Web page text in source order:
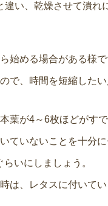
い、乾燥させて潰れ
始める場合がある様で
で、時間を短縮した
葉が4～6枚ほどがす
ていないことを十分に
いにしましょう。
は、レタスに付いて